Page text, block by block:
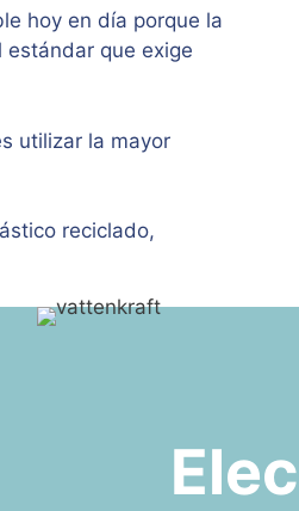
hoy en día porque la
que exige
utilizar la mayor
reciclado,